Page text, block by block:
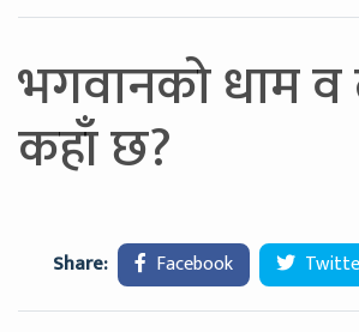
भगवानको धाम
कहाँ छ?
Share: Facebook